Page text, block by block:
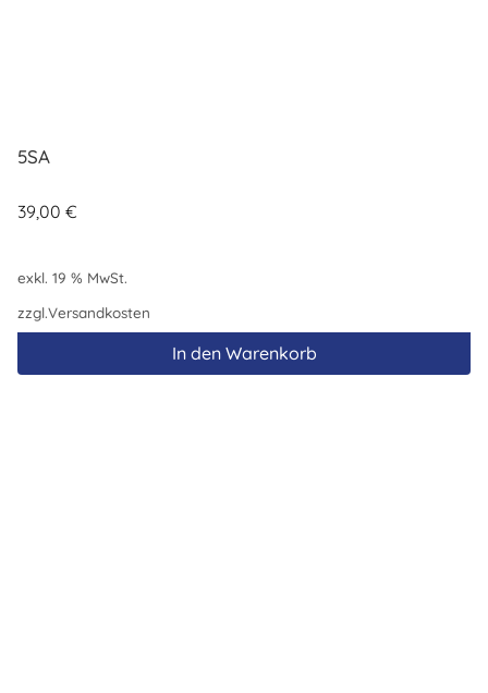
5SA
39,00 €
exkl. 19 % MwSt.
zzgl.Versandkosten
In den Warenkorb